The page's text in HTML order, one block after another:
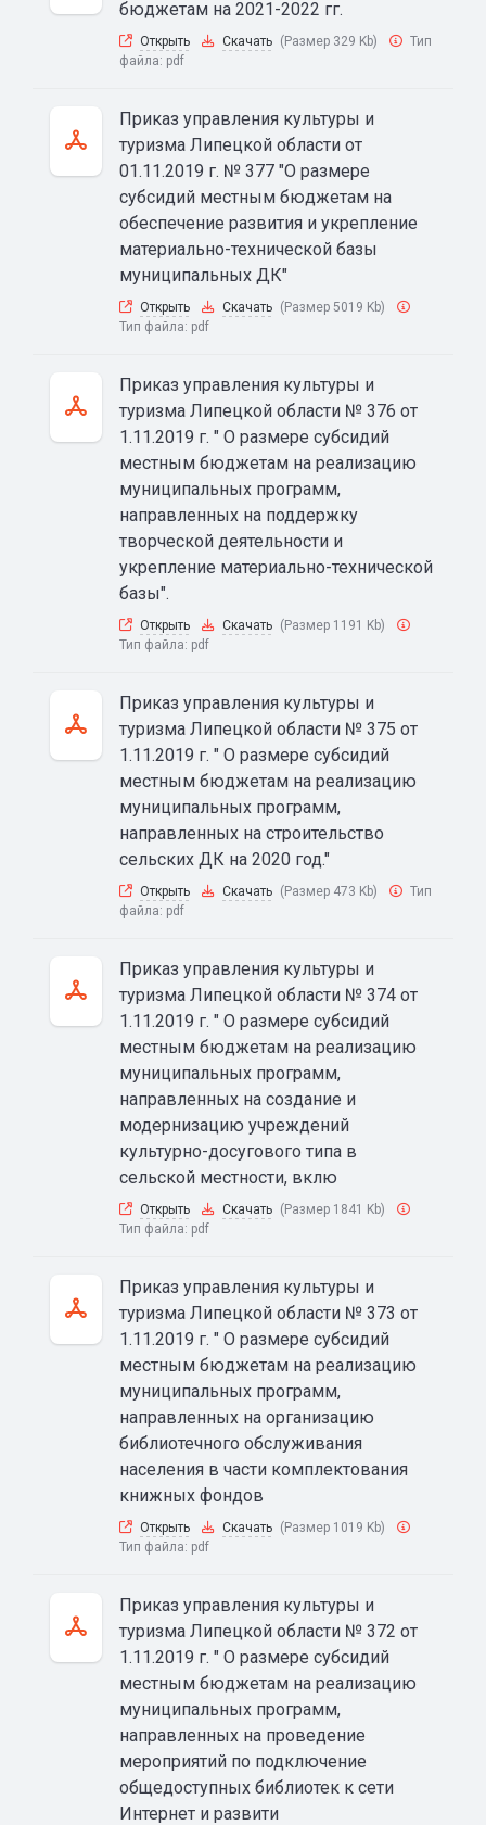
бюджетам на 2021-2022 гг.
Открыть Скачать (Размер 329 Kb)
Тип
файла: pdf
Приказ управления культуры и
туризма Липецкой области от
01.11.2019 г. № 377 "О размере
субсидий местным бюджетам на
обеспечение развития и укрепление
материально-технической базы
муниципальных ДК"
Открыть Скачать (Размер 5019 Kb)
Тип файла: pdf
Приказ управления культуры и
туризма Липецкой области № 376 от
1.11.2019 г. " О размере субсидий
местным бюджетам на реализацию
муниципальных программ,
направленных на поддержку
творческой деятельности и
укрепление материально-технической
базы".
Открыть Скачать (Размер 1191 Kb)
Тип файла: pdf
Приказ управления культуры и
туризма Липецкой области № 375 от
1.11.2019 г. " О размере субсидий
местным бюджетам на реализацию
муниципальных программ,
направленных на строительство
сельских ДК на 2020 год."
Открыть Скачать (Размер 473 Kb)
Тип
файла: pdf
Приказ управления культуры и
туризма Липецкой области № 374 от
1.11.2019 г. " О размере субсидий
местным бюджетам на реализацию
муниципальных программ,
направленных на создание и
модернизацию учреждений
культурно-досугового типа в
сельской местности, вклю
Открыть Скачать (Размер 1841 Kb)
Тип файла: pdf
Приказ управления культуры и
туризма Липецкой области № 373 от
1.11.2019 г. " О размере субсидий
местным бюджетам на реализацию
муниципальных программ,
направленных на организацию
библиотечного обслуживания
населения в части комплектования
книжных фондов
Открыть Скачать (Размер 1019 Kb)
Тип файла: pdf
Приказ управления культуры и
туризма Липецкой области № 372 от
1.11.2019 г. " О размере субсидий
местным бюджетам на реализацию
муниципальных программ,
направленных на проведение
мероприятий по подключение
общедоступных библиотек к сети
Интернет и развити